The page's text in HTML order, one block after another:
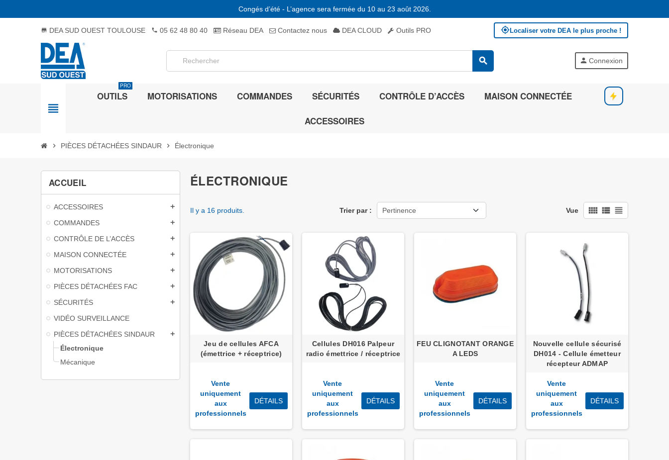
Congés d’été - L’agence sera fermée du 10 au 23 août 2026.
store DEA SUD OUEST TOULOUSE phone 05 62 48 80 40 Réseau DEA Contactez nous DEA CLOUD Outils PRO my_locationLocaliser votre DEA le plus proche !
search person Connexion
view_headline
OUTILS
PRO
MOTORISATIONS COMMANDES SÉCURITÉS CONTRÔLE D’ACCÈS MAISON CONNECTÉE
ACCESSOIRES
chevron_right PIÈCES DÉTACHÉES SINDAUR chevron_right Électronique
ACCUEIL
ACCESSOIRES add
COMMANDES add
CONTRÔLE DE L’ACCÈS add
MAISON CONNECTÉE add
MOTORISATIONS add
PIÈCES DÉTACHÉES FAC add
SÉCURITÉS add
VIDÉO SURVEILLANCE
PIÈCES DÉTACHÉES SINDAUR
add
Électronique
Mécanique
ÉLECTRONIQUE
Trier par : Pertinence Vue view_comfy view_list view_headline
Il y a 16 produits.
Jeu de cellules AFCA
(émettrice + réceptrice)
Vente
uniquement
aux
professionnels
DÉTAILS
Cellules DH016 Palpeur
radio émettrice / réceptrice
Vente
uniquement
aux
professionnels
DÉTAILS
FEU CLIGNOTANT ORANGE
A LEDS
Vente
uniquement
aux
professionnels
DÉTAILS
Nouvelle cellule sécurisé
DH014 - Cellule émetteur
récepteur ADMAP
Vente
uniquement
aux
professionnels
DÉTAILS